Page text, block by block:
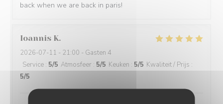
back when we are back in paris!
Ioannis K
2026-07-11 - 21:00 - Gasten 4
Service : 5/5 Atmosfeer : 5/5 Keuken : 5/5 Kwaliteit / Prijs :
5/5